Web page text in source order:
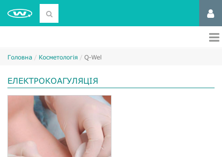
Головна Косметологія Q-Wel
ЕЛЕКТРОКОАГУЛЯЦІЯ